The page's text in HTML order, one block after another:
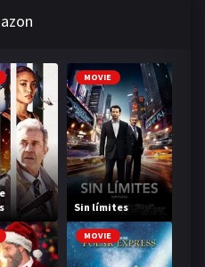
MOVIE
Sin límites
MOVIE